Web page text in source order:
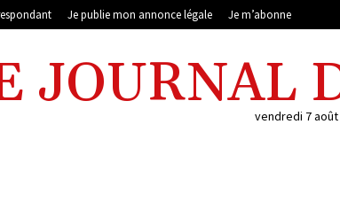
Je publie mon annonce légale Je m’abonne
JOURNALvendredi 7 août